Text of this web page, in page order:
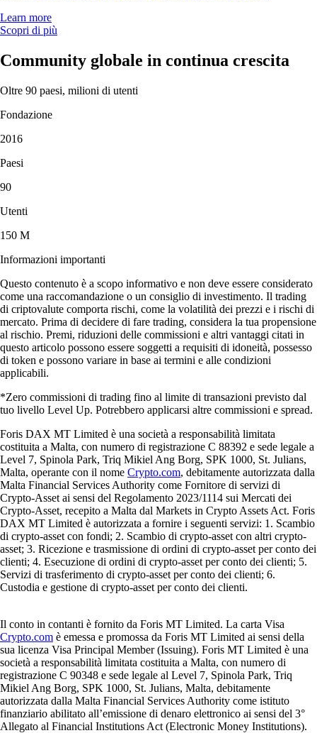
Learn more
Scopri di più
Community globale in continua crescita
Oltre 90 paesi, milioni di utenti
Fondazione
2016
Paesi
90
Utenti
150 M
Informazioni importanti
Questo contenuto è a scopo informativo e non deve essere considerato
come una raccomandazione o un consiglio di investimento. Il trading
di criptovalute comporta rischi, come la volatilità dei prezzi e i rischi di
mercato. Prima di decidere di fare trading, considera la tua propensione
al rischio. Premi, riduzioni delle commissioni e altri vantaggi citati in
questo articolo possono essere soggetti a requisiti di idoneità, possesso
di token e possono variare in base ai termini e alle condizioni
applicabili.
*Zero commissioni di trading fino al limite di transazioni previsto dal
tuo livello Level Up. Potrebbero applicarsi altre commissioni e spread.
Foris DAX MT Limited è una società a responsabilità limitata
costituita a Malta, con numero di registrazione C 88392 e sede legale a
Level 7, Spinola Park, Triq Mikiel Ang Borg, SPK 1000, St. Julians,
Malta, operante con il nome Crypto.com, debitamente autorizzata dalla
Malta Financial Services Authority come Fornitore di servizi di
Crypto-Asset ai sensi del Regolamento 2023/1114 sui Mercati dei
Crypto-Asset, recepito a Malta dal Markets in Crypto Assets Act. Foris
DAX MT Limited è autorizzata a fornire i seguenti servizi: 1. Scambio
di crypto-asset con fondi; 2. Scambio di crypto-asset con altri crypto-
asset; 3. Ricezione e trasmissione di ordini di crypto-asset per conto dei
clienti; 4. Esecuzione di ordini di crypto-asset per conto dei clienti; 5.
Servizi di trasferimento di crypto-asset per conto dei clienti; 6.
Custodia e gestione di crypto-asset per conto dei clienti.
Il conto in contanti è fornito da Foris MT Limited. La carta Visa
Crypto.com è emessa e promossa da Foris MT Limited ai sensi della
sua licenza Visa Principal Member (Issuing). Foris MT Limited è una
società a responsabilità limitata costituita a Malta, con numero di
registrazione C 90348 e sede legale al Level 7, Spinola Park, Triq
Mikiel Ang Borg, SPK 1000, St. Julians, Malta, debitamente
autorizzata dalla Malta Financial Services Authority come istituto
finanziario abilitato all’emissione di denaro elettronico ai sensi del 3°
Allegato al Financial Institutions Act (Electronic Money Institutions).